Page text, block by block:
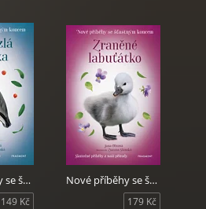
Nové příběhy se šťastným koncem - Promrzlá volavka
149 Kč
Nové příběhy se šťastným koncem - Zraněné labuťátko
179 Kč